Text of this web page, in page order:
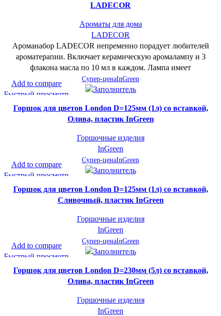
LADECOR
Ароматы для дома
LADECOR
Ароманабор LADECOR непременно порадует любителей
ароматерапии. Включает керамическую аромалампу и 3
флакона масла по 10 мл в каждом. Лампа имеет
Супер-ценаInGreen
Add to compare
Быстрый просмотр
В желаемое
Горшок для цветов London D=125мм (1л) со вставкой,
Олива, пластик InGreen
Горшочные изделия
InGreen
Супер-ценаInGreen
Add to compare
Быстрый просмотр
В желаемое
Горшок для цветов London D=125мм (1л) со вставкой,
Сливочный, пластик InGreen
Горшочные изделия
InGreen
Супер-ценаInGreen
Add to compare
Быстрый просмотр
В желаемое
Горшок для цветов London D=230мм (5л) со вставкой,
Олива, пластик InGreen
Горшочные изделия
InGreen